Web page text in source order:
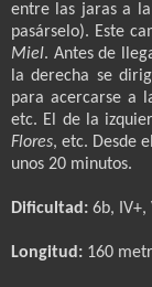
entre las jaras a
pasárselo). Este
Miel. Antes de
la derecha se
para acercarse a
etc. El de la
Flores, etc. Desde
unos 20 minutos.
Dificultad: 6b, IV+,
Longitud: 160